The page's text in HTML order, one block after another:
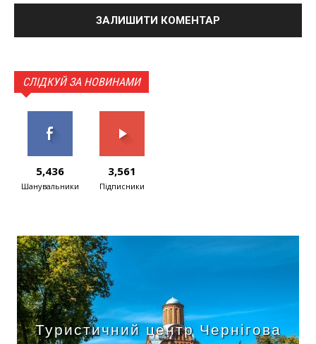
СЛІДКУЙ ЗА НОВИНАМИ
5,436
Шанувальники
3,561
Підписники
Туристичний центр Чернігова